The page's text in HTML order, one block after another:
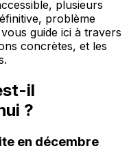
plusieurs
problème
guide ici à travers
concrètes, et les
il
?
en décembre